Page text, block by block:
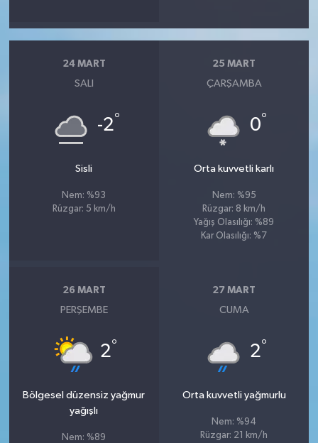
24 MART
SALI
-2°
Sisli
Nem: %93
Rüzgar: 5 km/h
25 MART
ÇARŞAMBA
0°
Orta kuvvetli karlı
Nem: %95
Rüzgar: 8 km/h
Yağış Olasılığı: %89
Kar Olasılığı: %7
26 MART
PERŞEMBE
2°
Bölgesel düzensiz yağmur
yağışlı
Nem: %89
27 MART
CUMA
2°
Orta kuvvetli yağmurlu
Nem: %94
Rüzgar: 21 km/h